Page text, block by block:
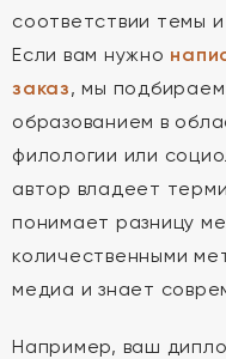
соответствии темы
Если вам нужно
заказ, мы
образованием в
филологии или
автор владеет
понимает разницу
количественными
медиа и знает
Например, ваш